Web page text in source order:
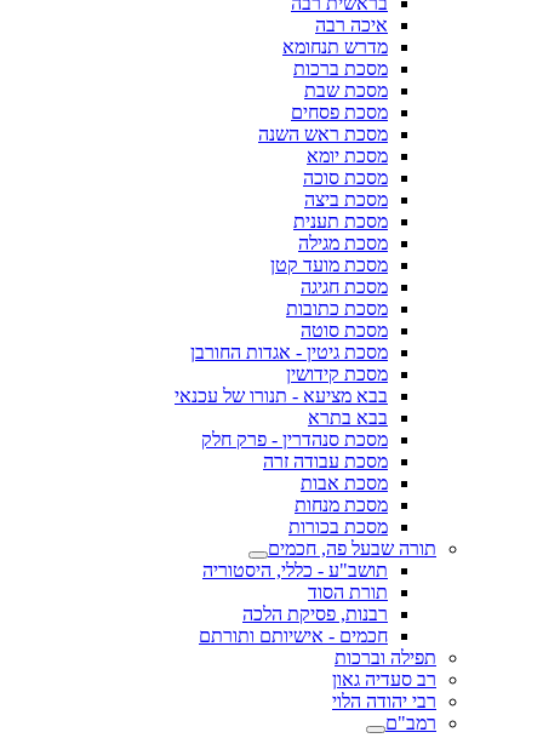
איכה רבה
מדרש תנחומא
מסכת ברכות
מסכת שבת
מסכת פסחים
מסכת ראש השנה
מסכת יומא
מסכת סוכה
מסכת ביצה
מסכת תענית
מסכת מגילה
מסכת מועד קטן
מסכת חגיגה
מסכת כתובות
מסכת סוטה
מסכת גיטין - אגדות החורבן
מסכת קידושין
בבא מציעא - תנורו של עכנאי
בבא בתרא
מסכת סנהדרין - פרק חלק
מסכת עבודה זרה
מסכת אבות
מסכת מנחות
מסכת בכורות
תורה שבעל פה, חכמים
תושב"ע - כללי, היסטוריה
תורת הסוד
רבנות, פסיקת הלכה
חכמים - אישיותם ותורתם
תפילה וברכות
רב סעדיה גאון
רבי יהודה הלוי
רמב"ם